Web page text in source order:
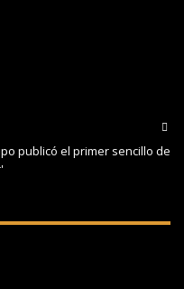
publicó el primer sencillo de